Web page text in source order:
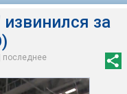
за
последнее